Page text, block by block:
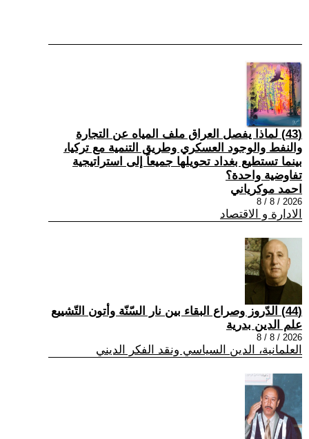
(43) لماذا يفصل العراق ملف المياه عن التجارة
والنفط والوجود العسكري وطريق التنمية مع تركيا،
بينما تستطيع بغداد تحويلها جميعاً إلى استراتيجية
تفاوضية واحدة؟
احمد موكرياني
2026 / 8 / 8
الادارة و الاقتصاد
(44) الدّروز وصراع البقاء بين نار السّنّة وأتون التّشييع
علم الدين بدرية
2026 / 8 / 8
العلمانية، الدين السياسي ونقد الفكر الديني